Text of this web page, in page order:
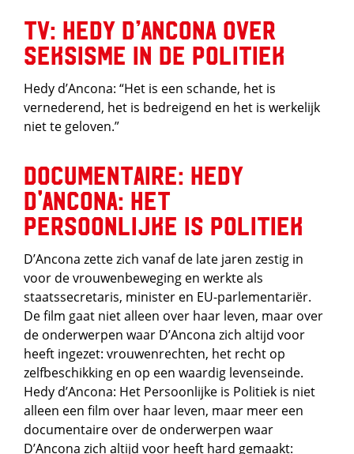
TV: Hedy d’Ancona over
seksisme in de politiek
Hedy d’Ancona: “Het is een schande, het is
vernederend, het is bedreigend en het is werkelijk
niet te geloven.”
Documentaire: Hedy
d'Ancona: Het
Persoonlijke is Politiek
D’Ancona zette zich vanaf de late jaren zestig in
voor de vrouwenbeweging en werkte als
staatssecretaris, minister en EU-parlementariër.
De film gaat niet alleen over haar leven, maar over
de onderwerpen waar D’Ancona zich altijd voor
heeft ingezet: vrouwenrechten, het recht op
zelfbeschikking en op een waardig levenseinde.
Hedy d’Ancona: Het Persoonlijke is Politiek is niet
alleen een film over haar leven, maar meer een
documentaire over de onderwerpen waar
D’Ancona zich altijd voor heeft hard gemaakt: